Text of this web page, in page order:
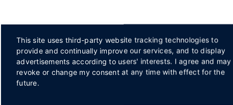
This site uses third-party website tracking technologies to
provide and continually improve our services, and to display
advertisements according to users' interests. I agree and may
revoke or change my consent at any time with effect for the
future.